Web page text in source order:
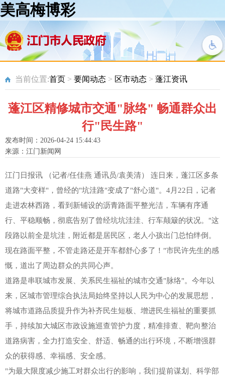
美高梅博彩
当前位置:首页 > 要闻动态 > 区市动态 > 蓬江资讯
蓬江区精修城市交通"脉络" 畅通群众出
行"民生路"
发布时间：2026-04-24 15:44:43
来源：江门新闻网
江门日报讯 （记者/任佳燕 通讯员/袁美清） 连日来，蓬江区多条
道路"大变样"，曾经的"坑洼路"变成了"舒心道"。4月22日，记者
走进农林西路，看到新铺设的沥青路面平整光洁，车辆有序通
行、平稳顺畅，彻底告别了曾经坑坑洼洼、行车颠簸的状况。"这
段路以前全是坑洼，附近都是居民区，老人小孩出门总怕绊倒。
现在路面平整，不管走路还是开车都舒心多了！"市民许先生的感
慨，道出了周边群众的共同心声。
道路是串联城市发展、关系民生福祉的城市交通"脉络"。今年以
来，区城市管理综合执法局始终坚持以人民为中心的发展思想，
将城市道路品质提升作为补齐民生短板、增进民生福祉的重要抓
手，持续加大城区市政设施巡查管护力度，精准排查、靶向整治
道路病害，全力打造安全、舒适、畅通的出行环境，不断增强群
众的获得感、幸福感、安全感。
"为最大限度减少施工对群众出行的影响，我们提前谋划、科学部